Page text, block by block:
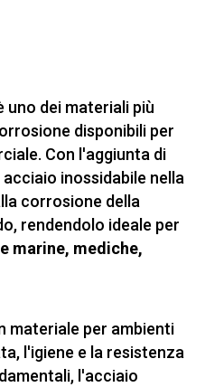
uno dei materiali più
disponibili per
Con l'aggiunta di
inossidabile nella
corrosione della
rendendolo ideale per
marine, mediche,
materiale per ambienti
l'igiene e la resistenza
l'acciaio